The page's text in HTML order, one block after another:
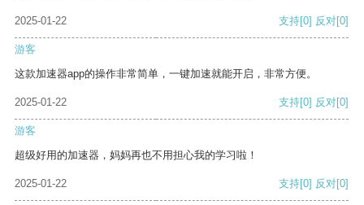
2025-01-22 支持[0] 反对[0]
游客
这款加速器app的操作非常简单，一键加速就能开启，非常方便。
2025-01-22 支持[0] 反对[0]
游客
超级好用的加速器，妈妈再也不用担心我的学习啦！
2025-01-22 支持[0] 反对[0]